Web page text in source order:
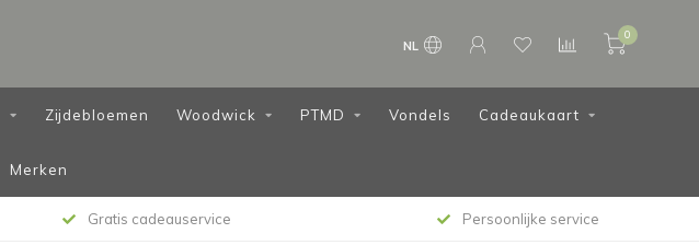
NL
0
Zijdebloemen Woodwick PTMD Vondels Cadeaukaart
Merken
Gratis cadeauservice Persoonlijke service